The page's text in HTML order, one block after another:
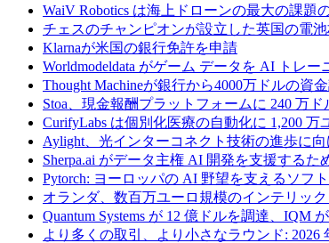
WaiV Robotics は海上ドローンの最大の課題
チェスのチャンピオンが設立した英国の電
Klarnaが米国の銀行免許を申請
Worldmodeldata がゲーム データを AI トレ
Thought Machineが銀行から4000万ドルの資
Stoa、現金報酬プラットフォームに 240 万ド
CurifyLabs は個別化医療の自動化に 1,200 万
Aylight、光インターコネクト技術の進歩に
Sherpa.ai がデータ主権 AI 開発を支援するた
Pytorch: ヨーロッパの AI 野望を支えるソフ
オランダ、数百万ユーロ規模のインテリッ
Quantum Systems が 12 億ドルを調達、
より多くの取引、より小さなラウンド: